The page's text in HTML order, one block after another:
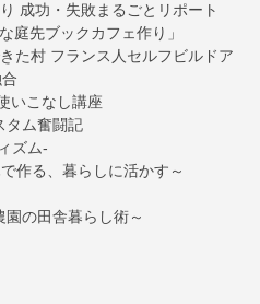
成功・失敗まるごとリポート
庭先ブックカフェ作り」
た村 フランス人セルフビルドア
いこなし講座
タム奮闘記
ズム-
作る、暮らしに活かす～
園の田舎暮らし術～